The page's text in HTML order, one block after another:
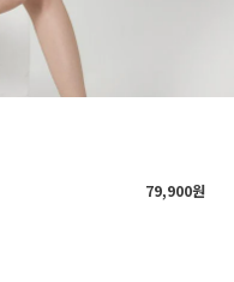
79,900원